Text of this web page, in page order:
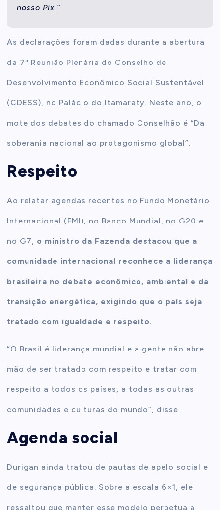
nosso Pix.”
As declarações foram dadas durante a abertura
da 7ª Reunião Plenária do Conselho de
Desenvolvimento Econômico Social Sustentável
(CDESS), no Palácio do Itamaraty. Neste ano, o
mote dos debates do chamado Conselhão é “Da
soberania nacional ao protagonismo global”.
Respeito
Ao relatar agendas recentes no Fundo Monetário
Internacional (FMI), no Banco Mundial, no G20 e
no G7, o ministro da Fazenda destacou que a
comunidade internacional reconhece a liderança
brasileira no debate econômico, ambiental e da
transição energética, exigindo que o país seja
tratado com igualdade e respeito.
“O Brasil é liderança mundial e a gente não abre
mão de ser tratado com respeito e tratar com
respeito a todos os países, a todas as outras
comunidades e culturas do mundo”, disse.
Agenda social
Durigan ainda tratou de pautas de apelo social e
de segurança pública. Sobre a escala 6×1, ele
ressaltou que manter esse modelo perpetua a